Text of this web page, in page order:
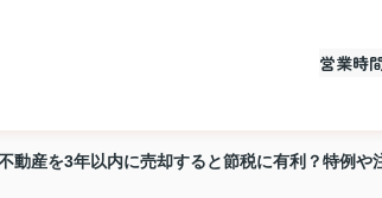
営業時
動産を3年以内に売却すると節税に有利？特例や